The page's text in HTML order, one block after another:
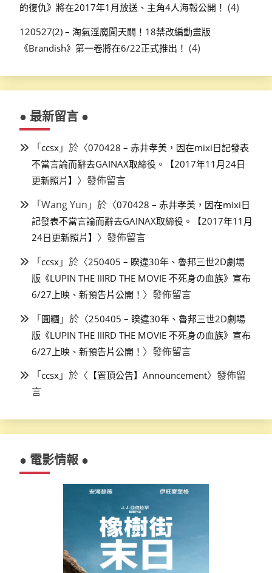
的復仇》將在2017年1月放送、主角4人海報公開！ (4)
120527(2) – 淘氣淫魔闖天關！18禁改編動畫版
《Brandish》第一卷將在6/22正式推出！ (4)
● 最新留言 ●
「ccsx 」於〈070428 – 赤井孝美，因在mixi日記發表
不當言論而辭去GAINAX取締役。【2017年11月24日
更新照片】 〉發佈留言
「Wang Yun 」於〈070428 – 赤井孝美，因在mixi日
記發表不當言論而辭去GAINAX取締役。【2017年11月
24日更新照片】 〉發佈留言
「ccsx 」於〈250405 – 睽違30年、魯邦三世2D劇場
版《LUPIN THE IIIRD THE MOVIE 不死身の血族》宣布
6/27上映、新預告片公開！ 〉發佈留言
「圓糰 」於〈250405 – 睽違30年、魯邦三世2D劇場
版《LUPIN THE IIIRD THE MOVIE 不死身の血族》宣布
6/27上映、新預告片公開！ 〉發佈留言
「ccsx 」於〈 【置頂公告】Announcement〉發佈留
言
● 電影情報 ●